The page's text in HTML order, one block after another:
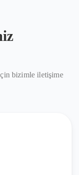
bizimle iletişime